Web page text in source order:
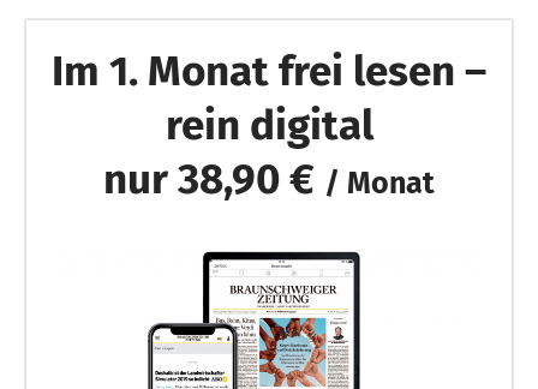
Im 1. Monat frei lesen –
rein digital
nur 38,90 € / Monat